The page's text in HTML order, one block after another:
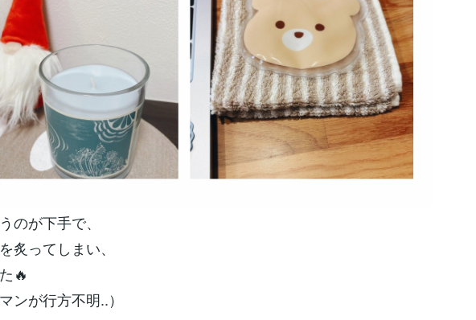
のが下手で、
炙ってしまい、
🔥
ンが行方不明..）